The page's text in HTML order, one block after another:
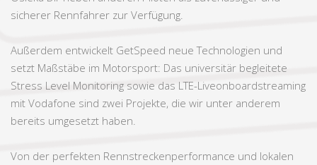
sicherer Rennfahrer zur Verfügung.
Außerdem entwickelt GetSpeed neue Technologien und
setzt Maßstäbe im Motorsport: Das universitär begleitete
Stress Level Monitoring sowie das LTE-Liveonboardstreaming
mit Vodafone sind zwei Projekte, die wir unter anderem
bereits umgesetzt haben.
Von der perfekten Rennstreckenperformance und lokalen